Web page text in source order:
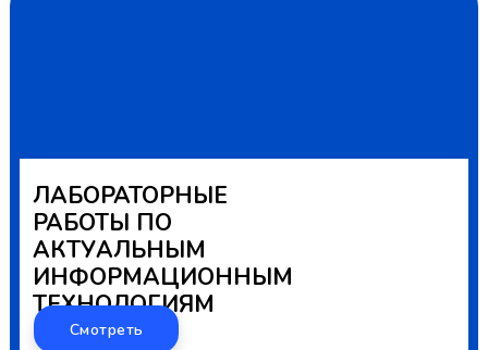
ЛАБОРАТОРНЫЕ
РАБОТЫ ПО
АКТУАЛЬНЫМ
ИНФОРМАЦИОННЫМ
ТЕХНОЛОГИЯМ
Смотреть